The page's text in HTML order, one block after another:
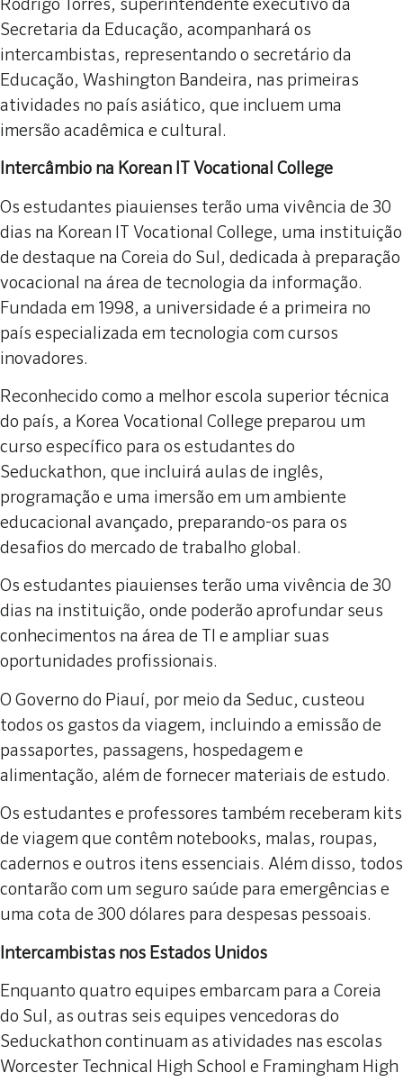
Rodrigo Torres, superintendente executivo da
Secretaria da Educação, acompanhará os
intercambistas, representando o secretário da
Educação, Washington Bandeira, nas primeiras
atividades no país asiático, que incluem uma
imersão acadêmica e cultural.
Intercâmbio na Korean IT Vocational College
Os estudantes piauienses terão uma vivência de 30
dias na Korean IT Vocational College, uma instituição
de destaque na Coreia do Sul, dedicada à preparação
vocacional na área de tecnologia da informação.
Fundada em 1998, a universidade é a primeira no
país especializada em tecnologia com cursos
inovadores.
Reconhecido como a melhor escola superior técnica
do país, a Korea Vocational College preparou um
curso específico para os estudantes do
Seduckathon, que incluirá aulas de inglês,
programação e uma imersão em um ambiente
educacional avançado, preparando-os para os
desafios do mercado de trabalho global.
Os estudantes piauienses terão uma vivência de 30
dias na instituição, onde poderão aprofundar seus
conhecimentos na área de TI e ampliar suas
oportunidades profissionais.
O Governo do Piauí, por meio da Seduc, custeou
todos os gastos da viagem, incluindo a emissão de
passaportes, passagens, hospedagem e
alimentação, além de fornecer materiais de estudo.
Os estudantes e professores também receberam kits
de viagem que contêm notebooks, malas, roupas,
cadernos e outros itens essenciais. Além disso, todos
contarão com um seguro saúde para emergências e
uma cota de 300 dólares para despesas pessoais.
Intercambistas nos Estados Unidos
Enquanto quatro equipes embarcam para a Coreia
do Sul, as outras seis equipes vencedoras do
Seduckathon continuam as atividades nas escolas
Worcester Technical High School e Framingham High